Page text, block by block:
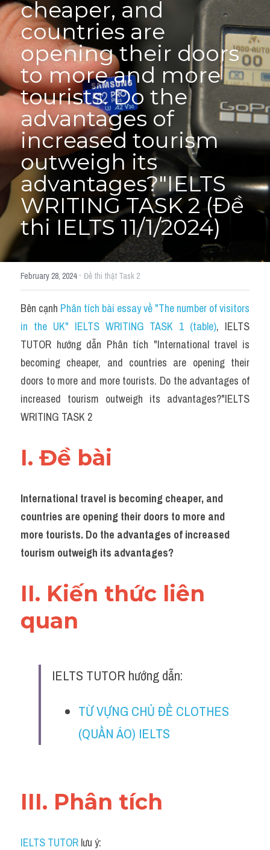
Adj
Khác
Từ vựng theo topic
Từ vựng theo Topic
Vocabulary - Grammar
Grammar
Part 2
Noun
Du học Hà Lan
Đề thi thật Task 1
Cách dùng từ
Task 1
Phân biệt từ
Advice
IELTS Advice
Đề thi thật Task 2
Speaking
Writing
Liên hệ
Lớp Siêu Cấp Tốc
HỌC THỬ →
cheaper, and
countries are
opening their doors
to more and more
tourists. Do the
advantages of
increased tourism
outweigh its
advantages?"IELTS
WRITING TASK 2 (Đề
thi IELTS 11/1/2024)
February 28, 2024· Đề thi thật Task 2
Bên cạnh Phân tích bài essay về "The number of visitors
in the UK" IELTS WRITING TASK 1 (table), IELTS
TUTOR hướng dẫn Phân tích "International travel is
becoming cheaper, and countries are opening their
doors to more and more tourists. Do the advantages of
increased tourism outweigh its advantages?"IELTS
WRITING TASK 2
I. Đề bài
International travel is becoming cheaper, and
countries are opening their doors to more and
more tourists. Do the advantages of increased
tourism outweigh its advantages?
II. Kiến thức liên
quan
IELTS TUTOR hướng dẫn:
TỪ VỰNG CHỦ ĐỀ CLOTHES
(QUẦN ÁO) IELTS
III. Phân tích
IELTS TUTOR lưu ý: